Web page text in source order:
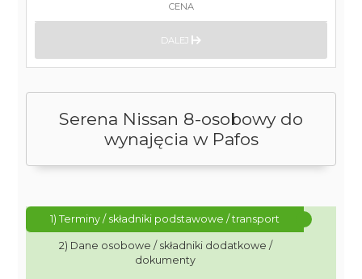
Serena Nissan 8-osobowy do
wynajęcia w Pafos
1) Terminy / składniki podstawowe / transport
2) Dane osobowe / składniki dodatkowe /
dokumenty
CENA
DALEJ